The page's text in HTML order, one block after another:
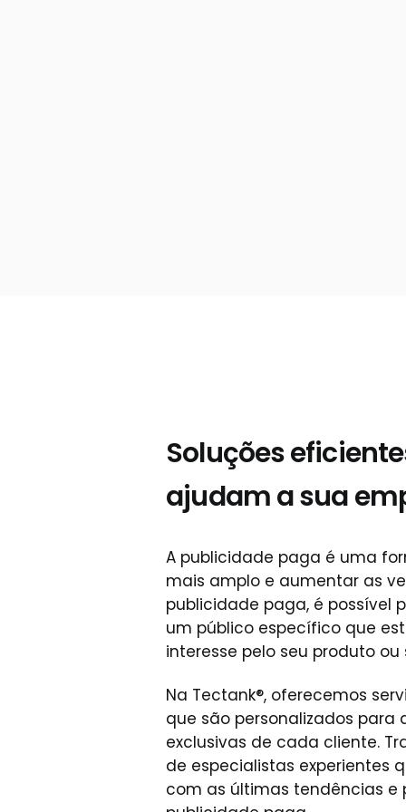
Soluções
ajudam a sua
A publicidade paga é uma
mais amplo e aumentar as
publicidade paga, é possível
um público específico que
interesse pelo seu produto ou
Na Tectank®, oferecemos
que são personalizados para
exclusivas de cada cliente.
de especialistas experientes
com as últimas tendências